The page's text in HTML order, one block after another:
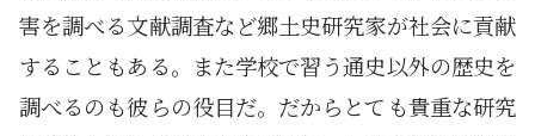
害を調べる文献調査など郷土史研究家が社会に貢献
することもある。また学校で習う通史以外の歴史を
調べるのも彼らの役目だ。だからとても貴重な研究